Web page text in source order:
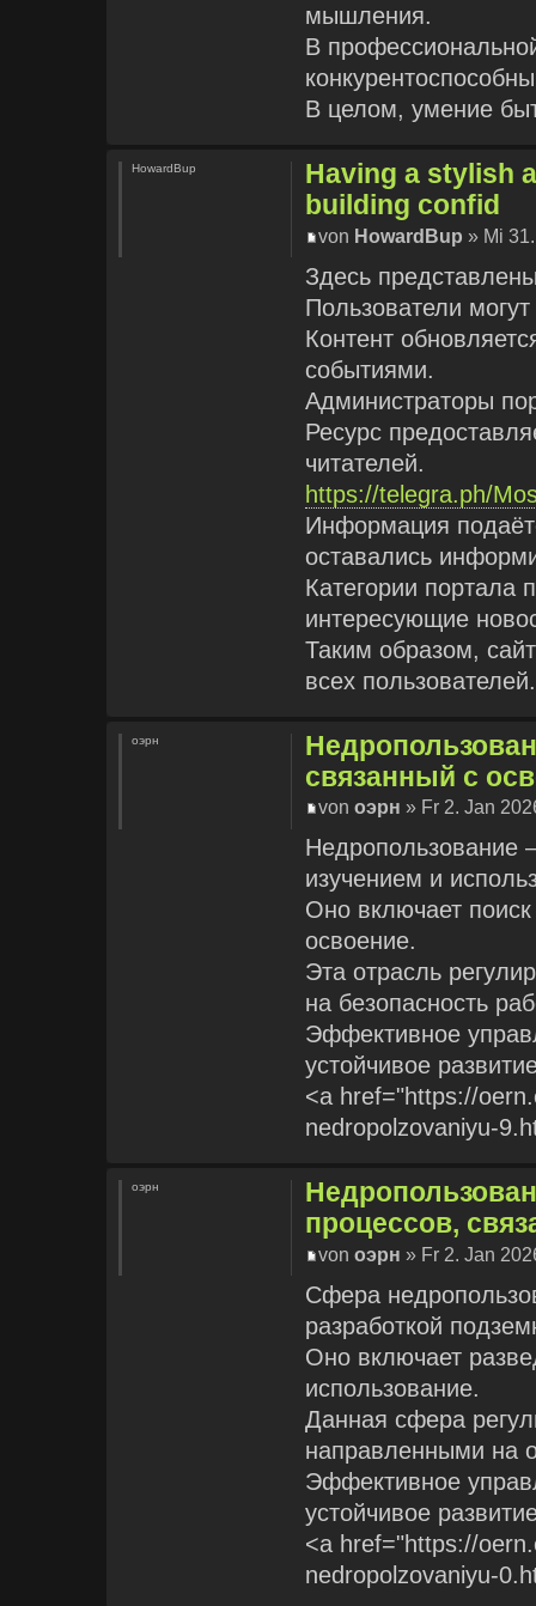
мышления.
В
В целом, умение
Having a stylish
building confid
von HowardBup » Mi
Здесь
Пользователи
Контент
событиями.
Администраторы
Ресурс
читателей.
https://telegra.ph/
Информация
оставались
Категории портала
интересующие
Таким образом,
всех пользователей.
HowardBup
связанный с
vonоэрн » Fr 2. Jan
Недропользование
изучением и
Оно включает
освоение.
Эта отрасль
на безопасность
Эффективное
устойчивое
<a href="https://
nedropolzovaniyu-
оэрн
процессов,
vonоэрн » Fr 2. Jan
Сфера
разработкой
Оно включает
использование.
Данная сфера
направленными на
Эффективное
устойчивое
<a href="https://
nedropolzovaniyu-
оэрн